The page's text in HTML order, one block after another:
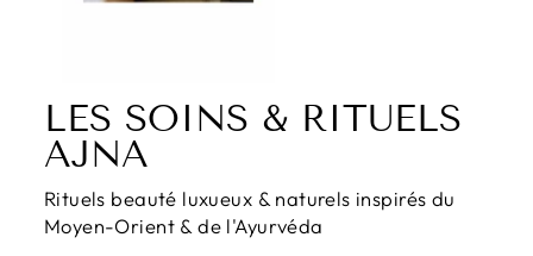
LES SOINS & RITUELS
AJNA
Rituels beauté luxueux & naturels inspirés du
Moyen-Orient & de l'Ayurvéda